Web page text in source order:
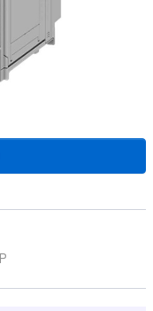
Р